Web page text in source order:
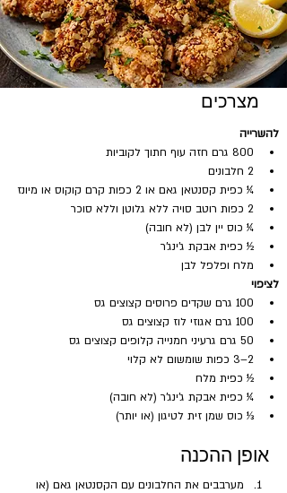
מצרכים
להשרייה
800 גרם חזה עוף חתוך לקוביות
2 חלבונים
¼ כפית קסנטאן גאם או 2 כפות קרם קוקוס או מיונז
2 כפות רוטב סויה ללא גלוטן וללא סוכר
¼ כוס יין לבן (לא חובה)
½ כפית אבקת ג'ינג'ר
מלח ופלפל לבן
לציפוי
100 גרם שקדים פרוסים קצוצים גס
100 גרם אגוזי לוז קצוצים גס
50 גרם גרעיני חמנייה קלופים קצוצים גס
2–3 כפות שומשום לא קלוי
½ כפית מלח
¼ כפית אבקת ג'ינג'ר (לא חובה)
⅓ כוס שמן זית לטיגון (או יותר)
אופן ההכנה
מערבבים את החלבונים עם הקסנטאן גאם (או